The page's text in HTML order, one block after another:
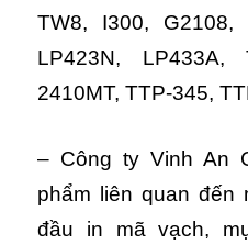
TW8, I300, G2108,
LP423N, LP433A,
2410MT, TTP-345,
– Công ty Vinh An
phẩm liên quan đến
đầu in mã vạch,